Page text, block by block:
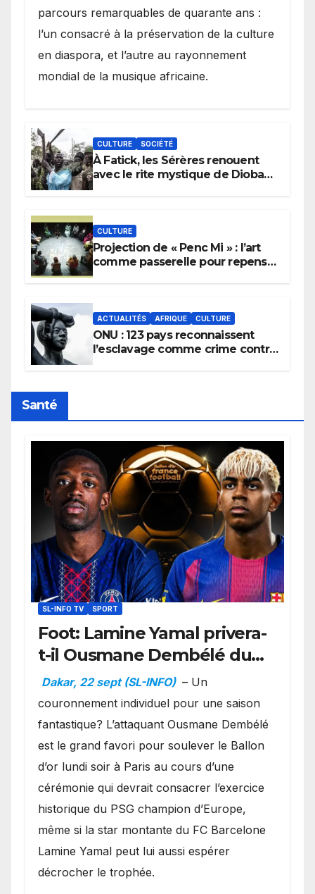
parcours remarquables de quarante ans :
l’un consacré à la préservation de la culture
en diaspora, et l’autre au rayonnement
mondial de la musique africaine.
CULTURE SOCIÉTÉ
À Fatick, les Sérères renouent
avec le rite mystique de Diobaye
CULTURE
Projection de « Penc Mi » : l’art
comme passerelle pour repenser
ACTUALITÉS AFRIQUE CULTURE
ONU : 123 pays reconnaissent
l’esclavage comme crime contre
Santé
SL-INFO TV SPORT
Foot: Lamine Yamal privera-
t-il Ousmane Dembélé du
Ballon d’or ?
Dakar, 22 sept (SL-INFO) – Un
couronnement individuel pour une saison
fantastique? L’attaquant Ousmane Dembélé
est le grand favori pour soulever le Ballon
d’or lundi soir à Paris au cours d’une
cérémonie qui devrait consacrer l’exercice
historique du PSG champion d’Europe,
même si la star montante du FC Barcelone
Lamine Yamal peut lui aussi espérer
décrocher le trophée.